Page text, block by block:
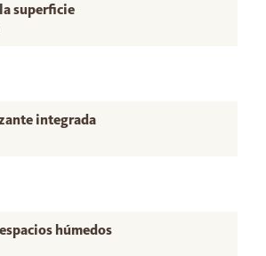
superficie
integrada
húmedos